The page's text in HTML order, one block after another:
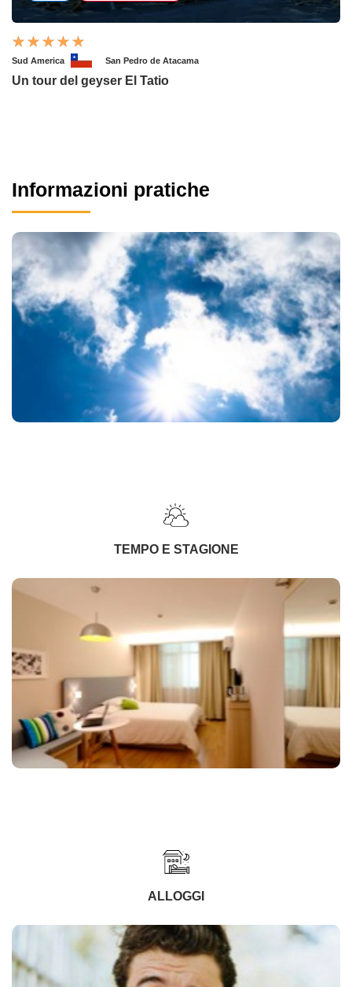
Sud America San Pedro de Atacama
Un tour del geyser El Tatio
Informazioni pratiche
TEMPO E STAGIONE
ALLOGGI